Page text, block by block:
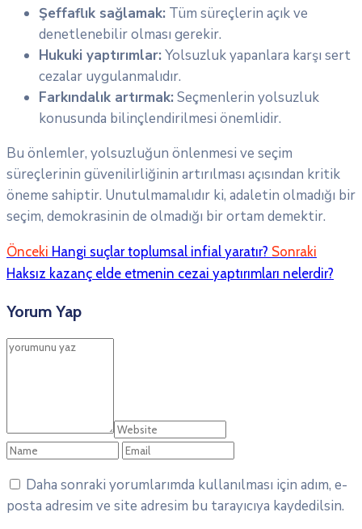
Şeffaflık sağlamak: Tüm süreçlerin açık ve
denetlenebilir olması gerekir.
Hukuki yaptırımlar: Yolsuzluk yapanlara karşı sert
cezalar uygulanmalıdır.
Farkındalık artırmak: Seçmenlerin yolsuzluk
konusunda bilinçlendirilmesi önemlidir.
Bu önlemler, yolsuzluğun önlenmesi ve seçim
süreçlerinin güvenilirliğinin artırılması açısından kritik
öneme sahiptir. Unutulmamalıdır ki, adaletin olmadığı bir
seçim, demokrasinin de olmadığı bir ortam demektir.
Önceki Hangi suçlar toplumsal infial yaratır? Sonraki
Haksız kazanç elde etmenin cezai yaptırımları nelerdir?
Yorum Yap
Daha sonraki yorumlarımda kullanılması için adım, e-
posta adresim ve site adresim bu tarayıcıya kaydedilsin.